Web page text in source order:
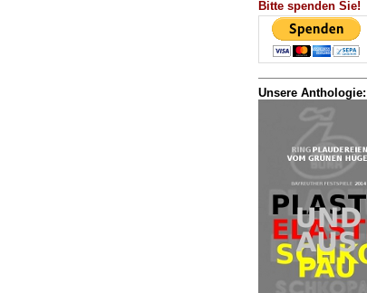
Bitte spenden Sie!
Unsere Anthologie: